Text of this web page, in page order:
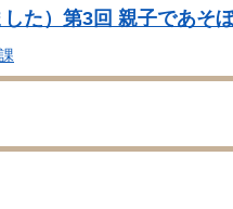
した）第3回 親子であそ